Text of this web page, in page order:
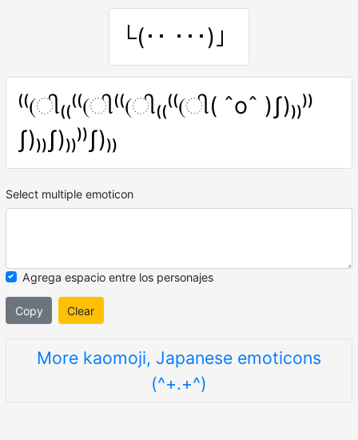
└(･･ ･･･)」
⁽⁽(ી₍₍⁽⁽(ી⁽⁽(ી₍₍⁽⁽(ી( ˆoˆ )ʃ)₎₎⁾⁾
ʃ)₎₎ʃ)₎₎⁾⁾ʃ)₎₎
Select multiple emoticon
Agrega espacio entre los personajes
Copy Clear
More kaomoji, Japanese emoticons
(^+.+^)